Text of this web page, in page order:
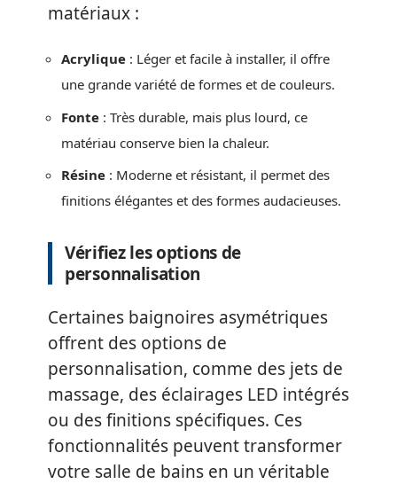
matériaux :
Acrylique : Léger et facile à installer, il offre
une grande variété de formes et de couleurs.
Fonte : Très durable, mais plus lourd, ce
matériau conserve bien la chaleur.
Résine : Moderne et résistant, il permet des
finitions élégantes et des formes audacieuses.
Vérifiez les options de
personnalisation
Certaines baignoires asymétriques
offrent des options de
personnalisation, comme des jets de
massage, des éclairages LED intégrés
ou des finitions spécifiques. Ces
fonctionnalités peuvent transformer
votre salle de bains en un véritable